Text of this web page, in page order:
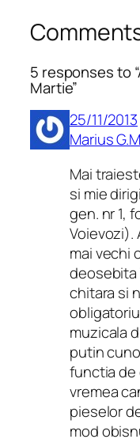
5 responses to
Martie”
25/11/2013
Marius
Mai
si mie
gen. nr 1,
Voievozi).
mai vechi
deosebita
chitara si
muzicala
putin
functia de
vremea
pieselor
mod